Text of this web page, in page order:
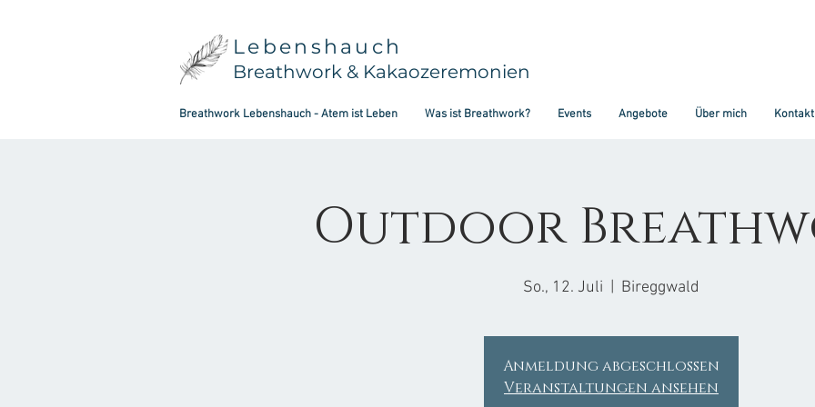
Lebenshauch
Breathwork & Kakaozeremonien
Breathwork Lebenshauch - Atem ist Leben Was ist Breathwork? Events Angebote Über mich Kontakt
Outdoor
So., 12. Juli Bireggwald
Anmeldung abgeschlossen
Veranstaltungen ansehen